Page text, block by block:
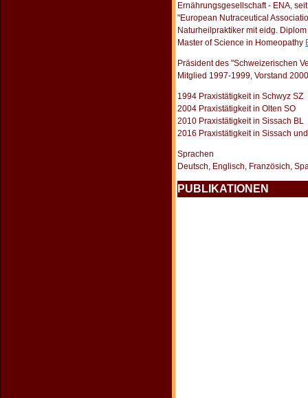
Ernährungsgesellschaft - ENA,
"European Nutraceutical
Naturheilpraktiker mit eidg.
Master of Science in Homeopathy
Präsident des "Schweizerischen
Mitglied 1997-1999, Vorstand
1994 Praxistätigkeit in Schwyz SZ
2004 Praxistätigkeit in Olten SO
2010 Praxistätigkeit in Sissach BL
2016 Praxistätigkeit in Sissach
Sprachen
Deutsch, Englisch, Französich,
PUBLIKATIONEN